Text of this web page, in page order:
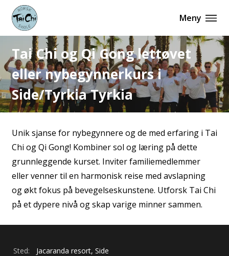
Meny
Tai Chi og Qi Gong lettøvet
eller nybegynnerkurs i
Side/Tyrkia Tyrkia
Unik sjanse for nybegynnere og de med erfaring i Tai
Chi og Qi Gong! Kombiner sol og læring på dette
grunnleggende kurset. Inviter familiemedlemmer
eller venner til en harmonisk reise med avslapning
og økt fokus på bevegelseskunstene. Utforsk Tai Chi
på et dypere nivå og skap varige minner sammen.
Sted:
Jacaranda resort, Side